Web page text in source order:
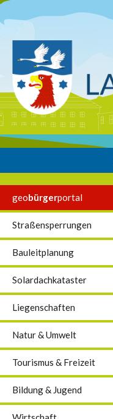
geobürgerportal
Straßensperrungen
Bauleitplanung
Solardachkataster
Liegenschaften
Natur & Umwelt
Tourismus & Freizeit
Bildung & Jugend